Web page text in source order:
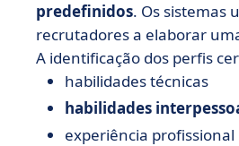
predefinidos. Os sistemas
recrutadores a elaborar
A identificação dos perfis
habilidades técnicas
habilidades
experiência profissional